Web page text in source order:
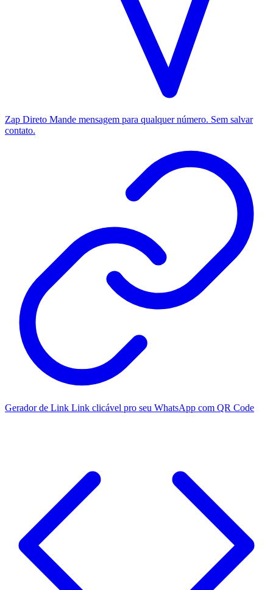
Zap Direto Mande mensagem para qualquer número. Sem salvar
contato.
Gerador de Link Link clicável pro seu WhatsApp com QR Code